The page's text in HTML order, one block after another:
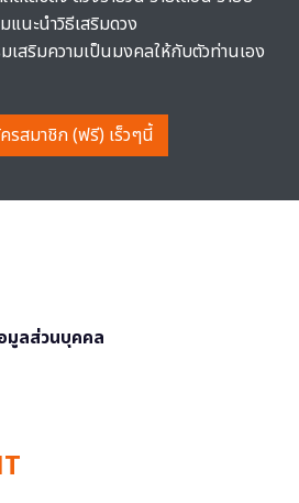
แนะนำวิธีเสริมดวง
เสริมความเป็นมงคลให้กับตัวท่านเอง
รสมาชิก (ฟรี) เร็วๆนี้
มูลส่วนบุคคล